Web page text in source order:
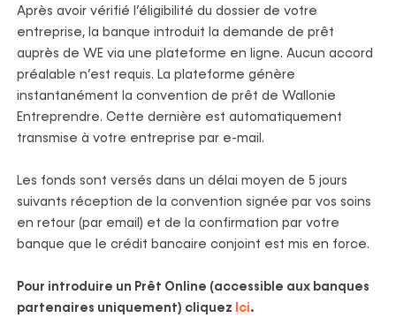
Après avoir vérifié l’éligibilité du dossier de votre
entreprise, la banque introduit la demande de prêt
auprès de WE via une plateforme en ligne. Aucun accord
préalable n’est requis. La plateforme génère
instantanément la convention de prêt de Wallonie
Entreprendre. Cette dernière est automatiquement
transmise à votre entreprise par e-mail.
Les fonds sont versés dans un délai moyen de 5 jours
suivants réception de la convention signée par vos soins
en retour (par email) et de la confirmation par votre
banque que le crédit bancaire conjoint est mis en force.
Pour introduire un Prêt Online (accessible aux banques
partenaires uniquement) cliquez Ici.